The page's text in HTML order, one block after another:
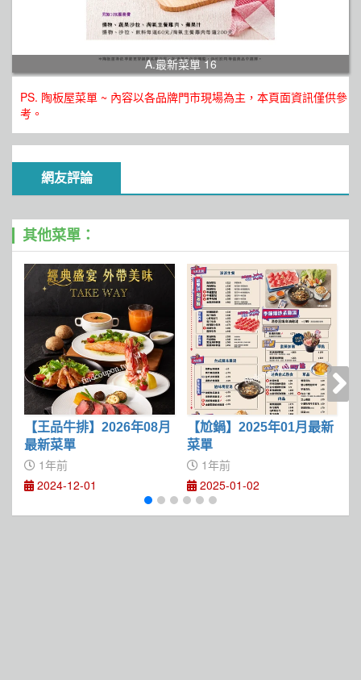
A.最新菜單 16
PS. 陶板屋菜單 ~ 內容以各品牌門市現場為主，本頁面資訊僅供參
考。
網友評論
其他菜單：
【王品牛排】2026年08月
最新菜單
1年前
2024-12-01
【尬鍋】2025年01月最新
菜單
1年前
2025-01-02